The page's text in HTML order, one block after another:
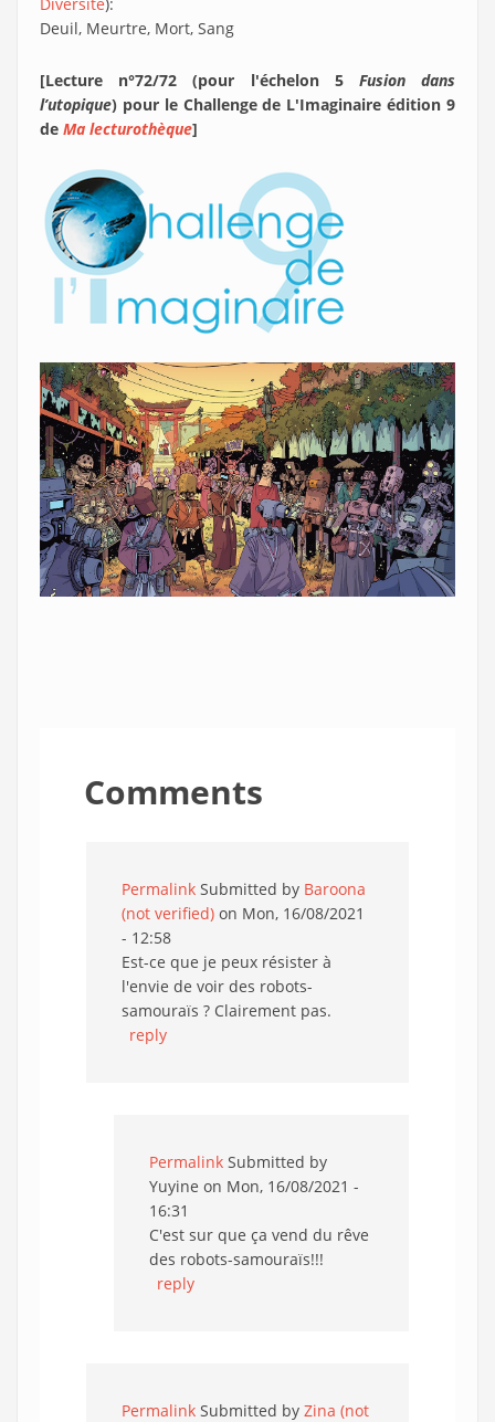
Deuil, Meurtre, Mort, Sang
[Lecture n°72/72 (pour l'échelon 5 Fusion dans
l’utopique) pour le Challenge de L'Imaginaire édition 9
de Ma lecturothèque]
Comments
Permalink Submitted by Baroona
(not verified) on Mon, 16/08/2021
- 12:58
Est-ce que je peux résister à
l'envie de voir des robots-
samouraïs ? Clairement pas.
reply
Permalink Submitted by
Yuyine on Mon, 16/08/2021 -
16:31
C'est sur que ça vend du rêve
des robots-samouraïs!!!
reply
Permalink Submitted by Zina (not